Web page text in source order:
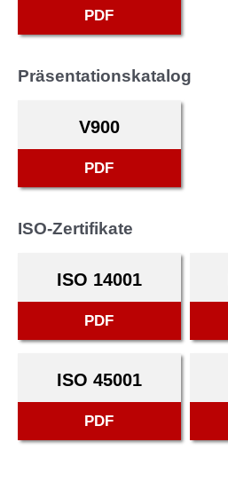
PDF
Präsentationskatalog
V900
PDF
ISO-Zertifikate
ISO 14001
PDF
ISO 45001
PDF